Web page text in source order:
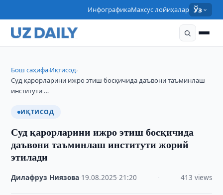
ИнфографикаМахсус лойиҳалар Ўз
Бош саҳифа›Иқтисод›
Суд қарорларини ижро этиш босқичида даъвони таъминлаш
институти …
ИҚТИСОД
Суд қарорларини ижро этиш босқичида
даъвони таъминлаш институти жорий
этилади
Дилафруз Ниязова 19.08.2025 ·21:20 413 views